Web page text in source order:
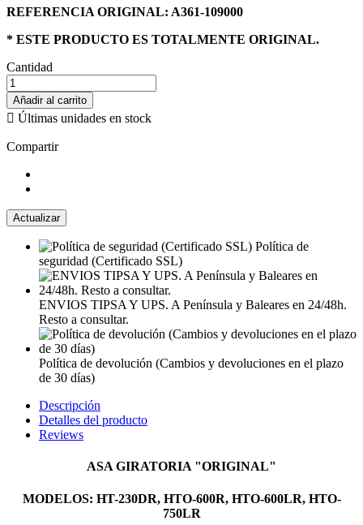
REFERENCIA ORIGINAL: A361-109000
* ESTE PRODUCTO ES TOTALMENTE ORIGINAL.
Cantidad
Añadir al carrito
 Últimas unidades en stock
Compartir
Política de
seguridad (Certificado SSL)
ENVIOS TIPSA Y UPS. A Península y Baleares en 24/48h.
Resto a consultar.
Política de devolución (Cambios y devoluciones en el plazo
de 30 días)
Descripción
Detalles del producto
Reviews
ASA GIRATORIA "ORIGINAL"
MODELOS: HT-230DR, HTO-600R, HTO-600LR, HTO-
750LR